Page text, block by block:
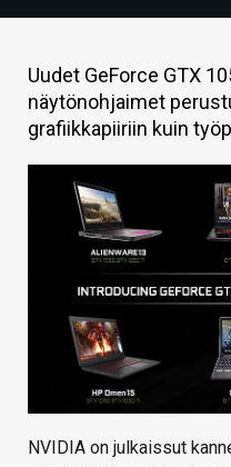
HINTA.FI
KAUPPA
VAIHDA TEEMA
Uudet GeForce GTX
näytönohjaimet
grafiikkapiiriin kuin
NVIDIA on julkaissut